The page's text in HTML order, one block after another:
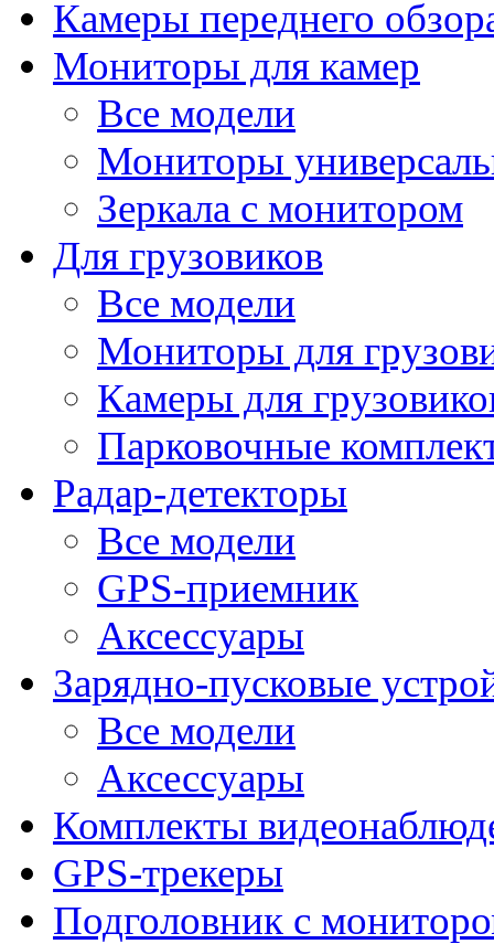
Камеры переднего
Мониторы для камер
Все модели
Мониторы
Зеркала с монитором
Для грузовиков
Все модели
Мониторы для
Камеры для
Парковочные
Радар-детекторы
Все модели
GPS-приемник
Аксессуары
Зарядно-пусковые
Все модели
Аксессуары
Комплекты
GPS-трекеры
Подголовник с